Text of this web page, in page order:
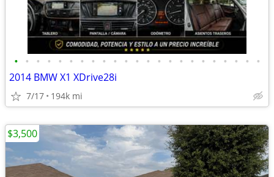
• • • • • • • • • • • • • • • • • • • • • • •
2014 BMW X1 XDrive28i
7/17 194k mi
$3,500